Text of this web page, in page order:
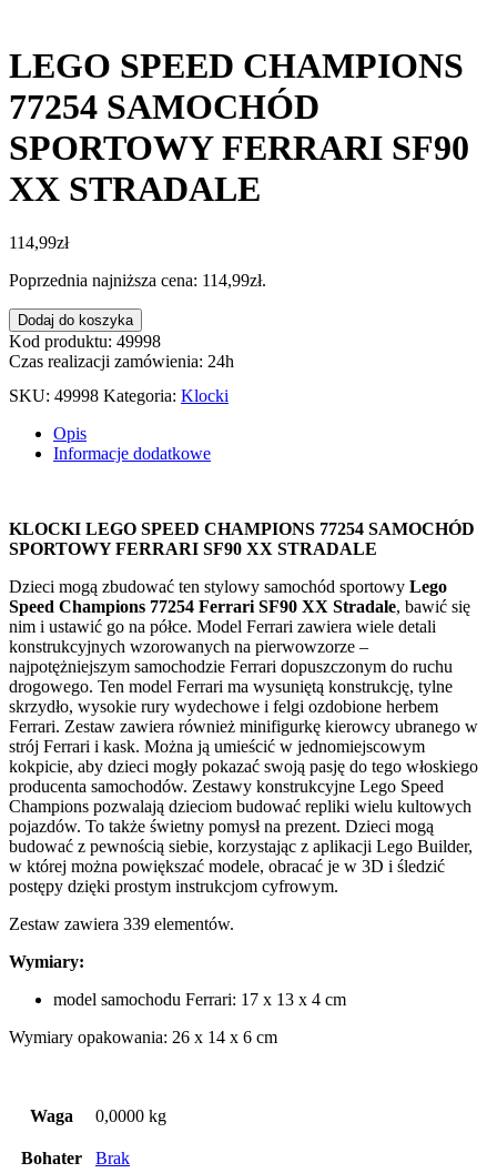
LEGO SPEED CHAMPIONS
77254 SAMOCHÓD
SPORTOWY FERRARI SF90
XX STRADALE
114,99zł
Poprzednia najniższa cena: 114,99zł.
ilość
LEGO
SPEED
CHAMPIONS
77254
SPORTOWY
FERRARI
Dodaj do koszyka
Kod produktu: 49998
Czas realizacji zamówienia: 24h
SKU: 49998 Kategoria: Klocki
Opis
Informacje dodatkowe
KLOCKI LEGO SPEED CHAMPIONS 77254 SAMOCHÓD
SPORTOWY FERRARI SF90 XX STRADALE
Dzieci mogą zbudować ten stylowy samochód sportowy Lego
Speed Champions 77254 Ferrari SF90 XX Stradale, bawić się
nim i ustawić go na półce. Model Ferrari zawiera wiele detali
konstrukcyjnych wzorowanych na pierwowzorze –
najpotężniejszym samochodzie Ferrari dopuszczonym do ruchu
drogowego. Ten model Ferrari ma wysuniętą konstrukcję, tylne
skrzydło, wysokie rury wydechowe i felgi ozdobione herbem
Ferrari. Zestaw zawiera również minifigurkę kierowcy ubranego w
strój Ferrari i kask. Można ją umieścić w jednomiejscowym
kokpicie, aby dzieci mogły pokazać swoją pasję do tego włoskiego
producenta samochodów. Zestawy konstrukcyjne Lego Speed
Champions pozwalają dzieciom budować repliki wielu kultowych
pojazdów. To także świetny pomysł na prezent. Dzieci mogą
budować z pewnością siebie, korzystając z aplikacji Lego Builder,
w której można powiększać modele, obracać je w 3D i śledzić
postępy dzięki prostym instrukcjom cyfrowym.
Zestaw zawiera 339 elementów.
Wymiary:
model samochodu Ferrari: 17 x 13 x 4 cm
Wymiary opakowania: 26 x 14 x 6 cm
Waga 0,0000 kg
Bohater Brak